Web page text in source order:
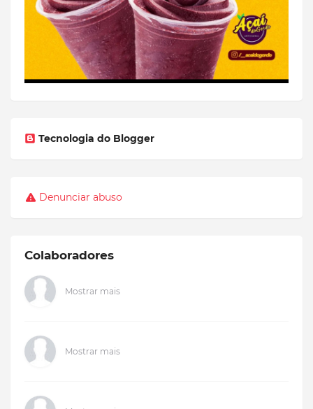
Tecnologia do Blogger
Denunciar abuso
Colaboradores
Mostrar mais
Mostrar mais